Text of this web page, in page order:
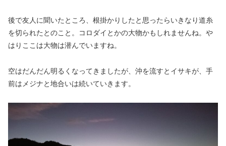
後で友人に聞いたところ、根掛かりしたと思ったらいきなり道糸
を切られたとのこと。コロダイとかの大物かもしれませんね。や
はりここは大物は潜んでいますね。
空はだんだん明るくなってきましたが、沖を流すとイサキが、手
前はメジナと地合いは続いていきます。